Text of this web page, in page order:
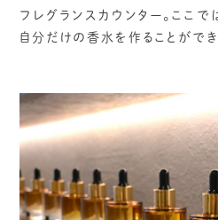
フレグランスカウンター。ここで
自分だけの香水を作ることができ